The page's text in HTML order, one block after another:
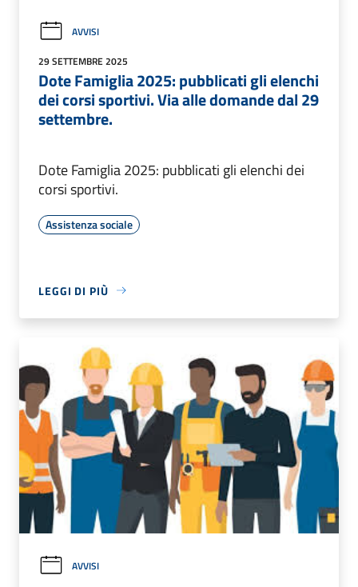
AVVISI
29 SETTEMBRE 2025
Dote Famiglia 2025: pubblicati gli elenchi
dei corsi sportivi. Via alle domande dal 29
settembre.
Dote Famiglia 2025: pubblicati gli elenchi dei
corsi sportivi.
Assistenza sociale
LEGGI DI PIÙ
AVVISI